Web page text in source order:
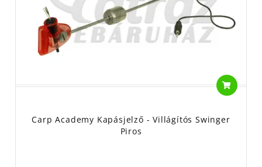
Carp Academy Kapásjelző - Villágítós Swinger
Piros